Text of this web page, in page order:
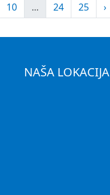
10 ... 24 25 ›
NAŠA LOKACIJA